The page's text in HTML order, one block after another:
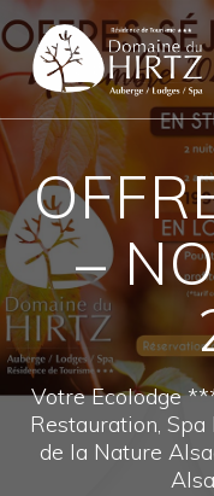
–
Votre Ecolodge
Restauration,
de la Nature